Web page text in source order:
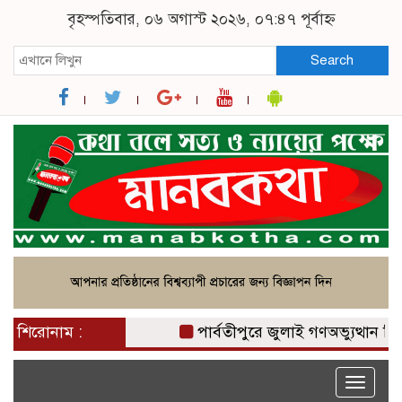
বৃহস্পতিবার, ০৬ অগাস্ট ২০২৬, ০৭:৪৭ পূর্বাহ্ন
Search
শিরোনাম : পার্বতীপুরে জুলাই গণঅভ্যুত্থান
Toggle